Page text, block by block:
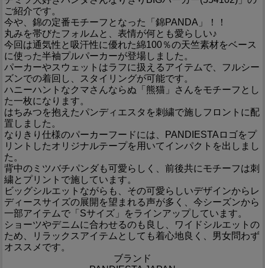
ご紹介です。
今や、錦の定番モチーフとなった「錦PANDA」！！
丸みを帯びたフォルムと、表情が何とも愛らしい♪
今回は通気性と吸汗性に優れた綿100％の天竺素材をベース
に使った半袖プルパーカーが登場しました。
パーカーやスウェットはラフに扱えるアイテムで、フルシー
ズンでの着回し、スタイリングが可能です。
ハニーハントなクマさんならぬ「熊猫」さんをモチーフとし
た一枚になります。
はちみつを抱えたパンディエスタを刺繍で施しフロントに配
置しました。
なりきり仕様のパーカーフードには、PANDIESTAロゴをプ
リントしたオリジナルテープを用いてインパクトを出しまし
た。
背中のミツバチパンダも可愛らしく、前後共にモチーフは刺
繍とプリントで施しています。
ビッグシルエットながらも、その可愛らしいデザインからレ
ディースサイズの展開を望まれる声が多く、今シーズンから
一部アイテムで「Sサイズ」をラインアップしています。
ショーツやデニムに合わせるのも良し、ワイドシルエットの
ため、リラックスアイテムとしても着心地良く、男女問わず
オススメです。
ブランド